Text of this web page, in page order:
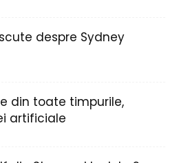
despre Sydney
din toate timpurile,
artificiale